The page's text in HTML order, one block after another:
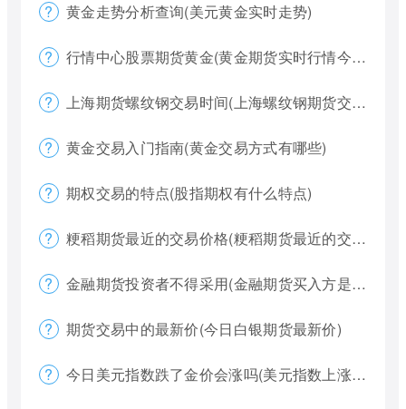
黄金走势分析查询(美元黄金实时走势)
行情中心股票期货黄金(黄金期货实时行情今天)
上海期货螺纹钢交易时间(上海螺纹钢期货交割)
黄金交易入门指南(黄金交易方式有哪些)
期权交易的特点(股指期权有什么特点)
粳稻期货最近的交易价格(粳稻期货最近的交易价格是什么)
金融期货投资者不得采用(金融期货买入方是否有履约权利)
期货交易中的最新价(今日白银期货最新价)
今日美元指数跌了金价会涨吗(美元指数上涨金价下跌)